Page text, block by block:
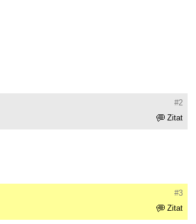
#2
Zitat
#3
Zitat